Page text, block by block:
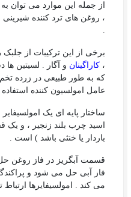
از جمله این موارد می توان
، روغن های ترد کننده
برخی از این ترکیبات از جلبک
، کاراگینان و آگار . لسیتین ها
که به طور طبیعی در زرده
عامل امولسیون کننده
ساختار پایه ای یک
اسید چرب بلند زنجیر ، و
باردار یا خنثی باشد )‌ است .
قسمت آبگریز در فاز روغن
فاز آبی حل می شود و
می کند . امولسیفایرها ارتباط